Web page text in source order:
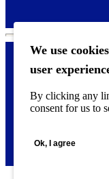
We use
user
By clicking any
consent for us to
Ok, I agree